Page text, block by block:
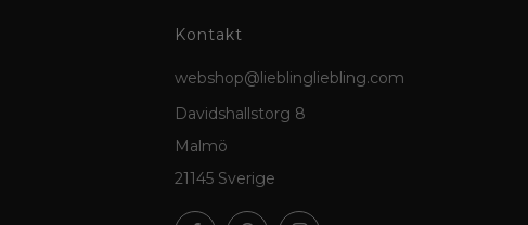
Kontakt
webshop@lieblingliebling.com
Davidshallstorg 8
Malmö
21145 Sverige